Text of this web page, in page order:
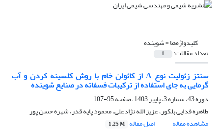
کلیدواژه‌ها =شوینده
تعداد مقالات: 1
سنتز زئولیت نوع A از کائولن خام با روش کلسینه کردن و آب
گرمایی به جای استفاده از ترکیبات فسفاته در صنایع شوینده
دوره 43، شماره 3، پاییز 1403، صفحه
95-107
طاهره فدایی بلکور، عزیز الله نژادعلی، محمود پایه قدر، شهره حسن پور
مشاهده مقاله
اصل مقاله 1.25 M